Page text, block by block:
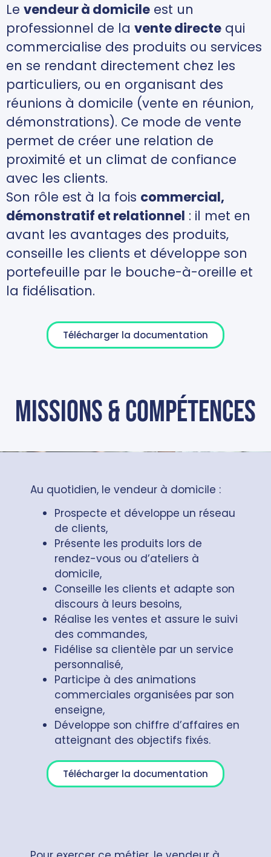
Le vendeur à domicile est un
professionnel de la vente directe qui
commercialise des produits ou services
en se rendant directement chez les
particuliers, ou en organisant des
réunions à domicile (vente en réunion,
démonstrations). Ce mode de vente
permet de créer une relation de
proximité et un climat de confiance
avec les clients.
Son rôle est à la fois commercial,
démonstratif et relationnel : il met en
avant les avantages des produits,
conseille les clients et développe son
portefeuille par le bouche-à-oreille et
la fidélisation.
Télécharger la documentation
missions & compétences
Au quotidien, le vendeur à domicile :
Prospecte et développe un réseau
de clients,
Présente les produits lors de
rendez-vous ou d’ateliers à
domicile,
Conseille les clients et adapte son
discours à leurs besoins,
Réalise les ventes et assure le suivi
des commandes,
Fidélise sa clientèle par un service
personnalisé,
Participe à des animations
commerciales organisées par son
enseigne,
Développe son chiffre d’affaires en
atteignant des objectifs fixés.
Télécharger la documentation